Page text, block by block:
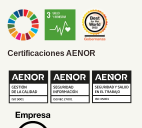
Certificaciones AENOR